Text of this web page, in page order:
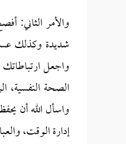
والأمر الثاني:
شديدة وكذلك
واجعل ارتباطاتك
الصحة النفسية،
واسأل الله أن
إدارة الوقت،